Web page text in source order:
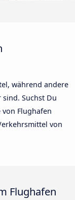
während andere
Suchst Du
Flughafen
von
Flughafen